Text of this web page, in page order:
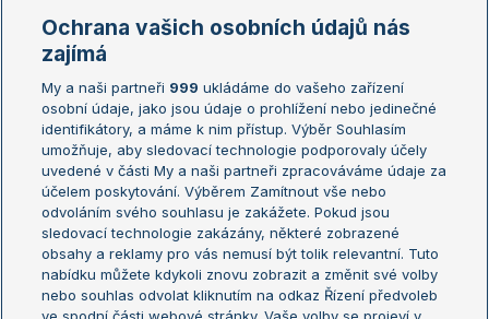
Žebříčky
Žebříček ATP (muži)
Žebříček WTA (ženy)
Sázkařský žebříček
Australian Open
French Open
Wimbledon
US Open
Turnaj mistrů
Turnaj mistryň
Aktualní trendy
Fotbalové přestupy
Ochrana vašich osobních údajů nás
zajímá
My a naši partneři 999 ukládáme do vašeho zařízení
osobní údaje, jako jsou údaje o prohlížení nebo jedinečné
identifikátory, a máme k nim přístup. Výběr Souhlasím
umožňuje, aby sledovací technologie podporovaly účely
uvedené v části My a naši partneři zpracováváme údaje za
účelem poskytování. Výběrem Zamítnout vše nebo
odvoláním svého souhlasu je zakážete. Pokud jsou
sledovací technologie zakázány, některé zobrazené
obsahy a reklamy pro vás nemusí být tolik relevantní. Tuto
nabídku můžete kdykoli znovu zobrazit a změnit své volby
nebo souhlas odvolat kliknutím na odkaz Řízení předvoleb